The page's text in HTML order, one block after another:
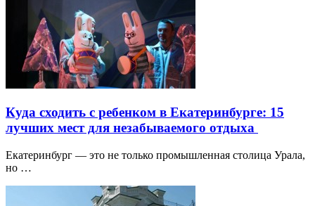
Куда сходить с ребенком в Екатеринбурге: 15
лучших мест для незабываемого отдыха
Екатеринбург — это не только промышленная столица Урала,
но …